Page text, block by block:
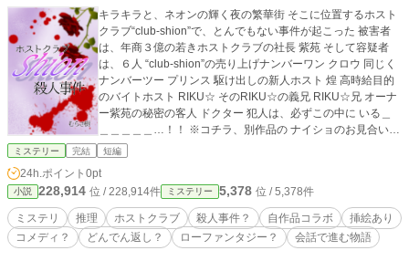
キラキラと、ネオンの輝く夜の繁華街 そこに位置するホスト
クラブ“club-shion”で、とんでもない事件が起こった 被害者
は、年商３億の若きホストクラブの社長 紫苑 そして容疑者
は、６人 “club-shion”の売り上げナンバーワン クロウ 同じく
ナンバーツー プリンス 駆け出しの新人ホスト 煌 高時給目的
のバイトホスト RIKU☆ そのRIKU☆の義兄 RIKU☆兄 オーナ
ー紫苑の秘密の客人 ドクター 犯人は、必ずこの中に いる＿
＿＿＿＿＿…！！ ※コチラ、別作品の ナイショのお見合い
は、甘くてキケンな恋のかけ引き！ 陸の美味しくキケンなバ
コメディとして楽しめるかと思います(^^) まだの方は…… 単
なるガチのミステリです(￣ー￣)
ミステリー 完結 短編
24h.ポイント 0pt
小説 228,914 位 / 228,914件 ミステリー 5,378 位 / 5,378件
ミステリ 推理 ホストクラブ 殺人事件？ 自作品コラボ
挿絵あり
コメディ？
どんでん返し？ ローファンタジー？ 会話で進む物語